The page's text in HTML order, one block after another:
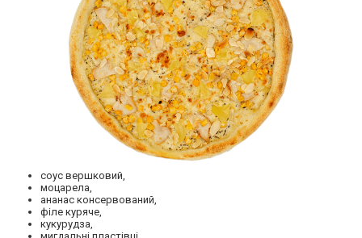
соус вершковий,
моцарела,
ананас консервований,
філе куряче,
кукурудза,